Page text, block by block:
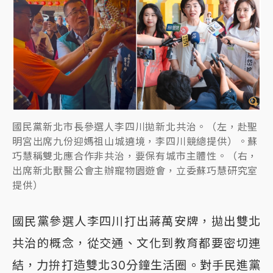
國民黨新北市長參選人李四川拋新北共治。（左，赴聖
明宮出席九份迎媽祖山城遶境，李四川競總提供）。蘇
巧慧稱雙北應合作非共治，要保有城市主體性。（右，
出席新北獸醫公會主辦寵物園遊會，立委蘇巧慧研究室
提供）
國民黨參選人李四川打出蔣萬安牌，拋出雙北
共治的概念，從交通、文化到教育都要密切連
結，力拚打造雙北30分鐘生活圈。對手民進黨